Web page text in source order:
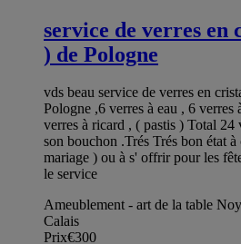
service de verres en
) de Pologne
vds beau service de verres en
Pologne ,6 verres à eau , 6
verres à ricard , ( pastis ) Total 24
son bouchon .Trés Trés bon état
mariage ) ou à s' offrir pour les
le service
Ameublement - art de la table
Calais
Prix€300